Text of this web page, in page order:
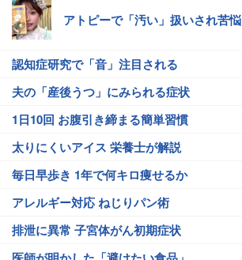
アトピーで「汚い」扱いされ苦悩
認知症研究で「音」注目される
夫の「産後うつ」にみられる症状
1日10回 お腹引き締まる簡単習慣
太りにくいアイス 栄養士が解説
毎日早歩き 1年で何キロ痩せるか
アレルギー対応 ねじりパン術
排泄に異常 子宮体がん初期症状